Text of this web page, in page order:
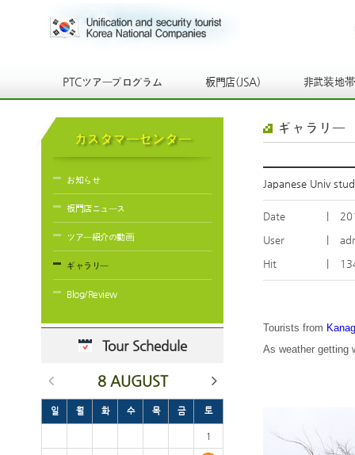
PTCツアープログラム 板門店(JSA) 非武装地帯
カスタマーセンター
お知らせ
板門店ニュース
ツアー紹介の動画
ギャラリー
Blog/Review
Tour Schedule
8 AUGUST
일 월 화 수 목 금 토
1
ギャラリー
Japanese Univ
Date
User
Hit
Tourists from
As weather getting